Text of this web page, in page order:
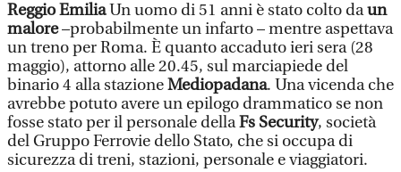
Reggio EmiliaUn uomo di 51 anni è stato colto daun
malore–probabilmente un infarto – mentre aspettava
un treno per Roma. È quanto accaduto ieri sera (28
maggio), attorno alle 20.45, sul marciapiede del
binario 4 alla stazioneMediopadana. Una vicenda che
avrebbe potuto avere un epilogo drammatico se non
fosse stato per il personale dellaFs Security, società
del Gruppo Ferrovie dello Stato, che si occupa di
sicurezza di treni, stazioni, personale e viaggiatori.